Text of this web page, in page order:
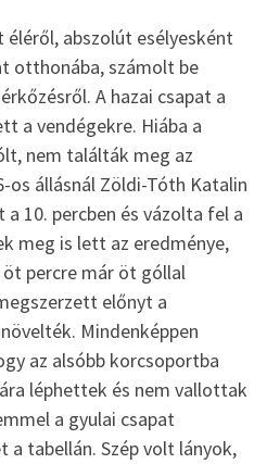
éléről, abszolút esélyesként
otthonába, számolt be
A hazai csapat a
a vendégekre. Hiába a
nem találták meg az
os állásnál Zöldi-Tóth Katalin
10. percben és vázolta fel a
meg is lett az eredménye,
percre már öt góllal
előnyt a
Mindenképpen
az alsóbb korcsoportba
léphettek és nem vallottak
a gyulai csapat
tabellán. Szép volt lányok,